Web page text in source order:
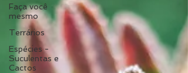
Faça você
mesmo
Terrários
Espécies -
Suculentas e
Cactos